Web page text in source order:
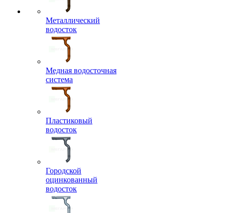
Металлический
водосток
Медная водосточная
система
Пластиковый
водосток
Городской
оцинкованный
водосток